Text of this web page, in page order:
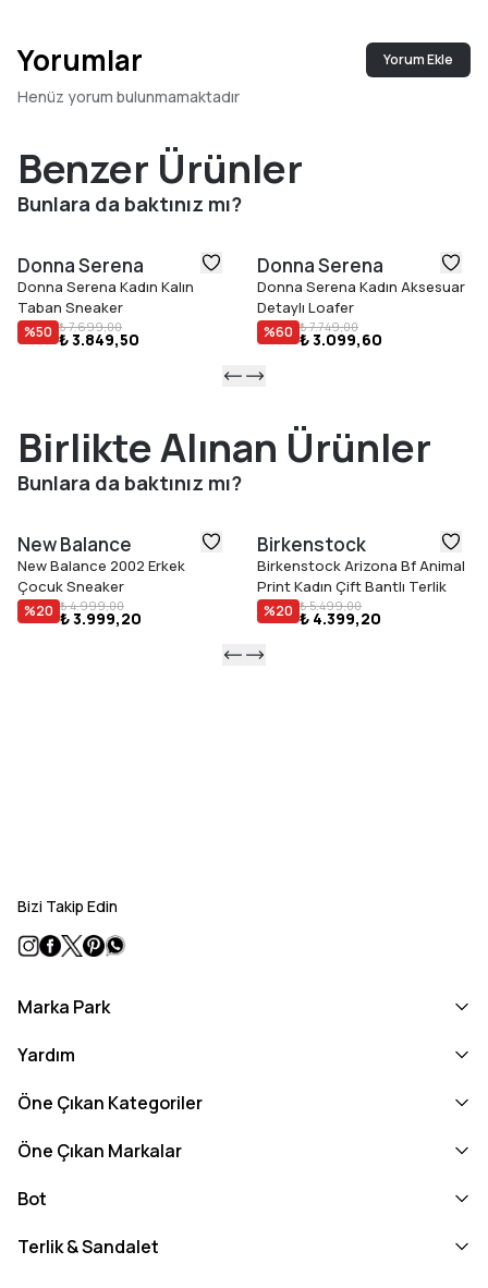
Yorumlar Yorum Ekle
Henüz yorum bulunmamaktadır
Benzer Ürünler
Bunlara da baktınız mı?
Donna Serena
Donna Serena Kadın Kalın
Taban Sneaker
%50 ₺ 7.699,00
₺ 3.849,50
Donna Serena
Donna Serena Kadın Aksesuar
Detaylı Loafer
%60 ₺ 7.749,00
₺ 3.099,60
Birlikte Alınan Ürünler
Bunlara da baktınız mı?
New Balance
New Balance 2002 Erkek
Çocuk Sneaker
%20 ₺ 4.999,00
₺ 3.999,20
Birkenstock
Birkenstock Arizona Bf Animal
Print Kadın Çift Bantlı Terlik
%20 ₺ 5.499,00
₺ 4.399,20
Bizi Takip Edin
Marka Park
Yardım
Öne Çıkan Kategoriler
Öne Çıkan Markalar
Bot
Terlik & Sandalet